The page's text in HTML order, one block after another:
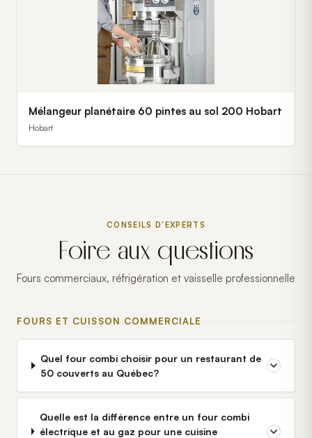
Mélangeur planétaire 60 pintes au sol 200 Hobart
Hobart
CONSEILS D'EXPERTS
Foire aux questions
Fours commerciaux, réfrigération et vaisselle professionnelle
FOURS ET CUISSON COMMERCIALE
Quel four combi choisir pour un restaurant de
50 couverts au Québec?
Quelle est la différence entre un four combi
électrique et au gaz pour une cuisine